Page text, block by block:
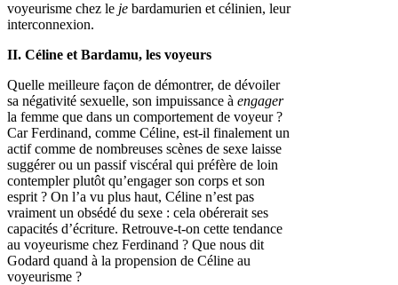
voyeurisme chez le je bardamurien et célinien, leur
interconnexion.
II. Céline et Bardamu, les voyeurs
Quelle meilleure façon de démontrer, de dévoiler
sa négativité sexuelle, son impuissance à engager
la femme que dans un comportement de voyeur ?
Car Ferdinand, comme Céline, est-il finalement un
actif comme de nombreuses scènes de sexe laisse
suggérer ou un passif viscéral qui préfère de loin
contempler plutôt qu’engager son corps et son
esprit ? On l’a vu plus haut, Céline n’est pas
vraiment un obsédé du sexe : cela obérerait ses
capacités d’écriture. Retrouve-t-on cette tendance
au voyeurisme chez Ferdinand ? Que nous dit
Godard quand à la propension de Céline au
voyeurisme ?